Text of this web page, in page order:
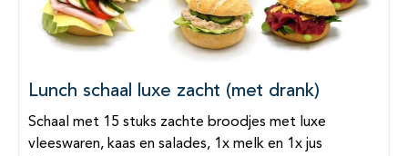
Lunch schaal luxe zacht (met drank)
Schaal met 15 stuks zachte broodjes met luxe
vleeswaren, kaas en salades, 1x melk en 1x jus